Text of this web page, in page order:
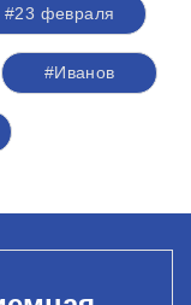
#23 февраля
#Иванов